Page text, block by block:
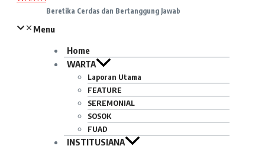
Beretika Cerdas dan Bertanggung Jawab
Menu
Home
WARTA
Laporan Utama
FEATURE
SEREMONIAL
SOSOK
FUAD
INSTITUSIANA